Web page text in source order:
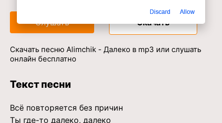
Слушать Скачать
Скачать песню Alimchik - Далеко в mp3 или слушать
онлайн бесплатно
Текст песни
Всё повторяется без причин
Ты где-то далеко, далеко
Discard Allow